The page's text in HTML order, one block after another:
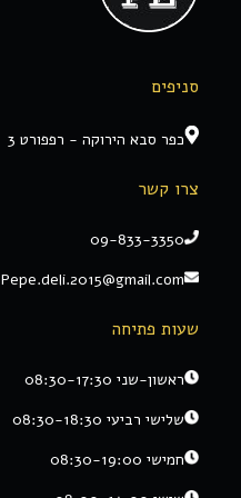
סניפים
כפר סבא הירוקה - רפפורט 3
צרו קשר
09-833-3350
Pepe.deli.2015@gmail.com
שעות פתיחה
ראשון-שני 08:30-17:30
שלישי רביעי 08:30-18:30
חמישי 08:30-19:00